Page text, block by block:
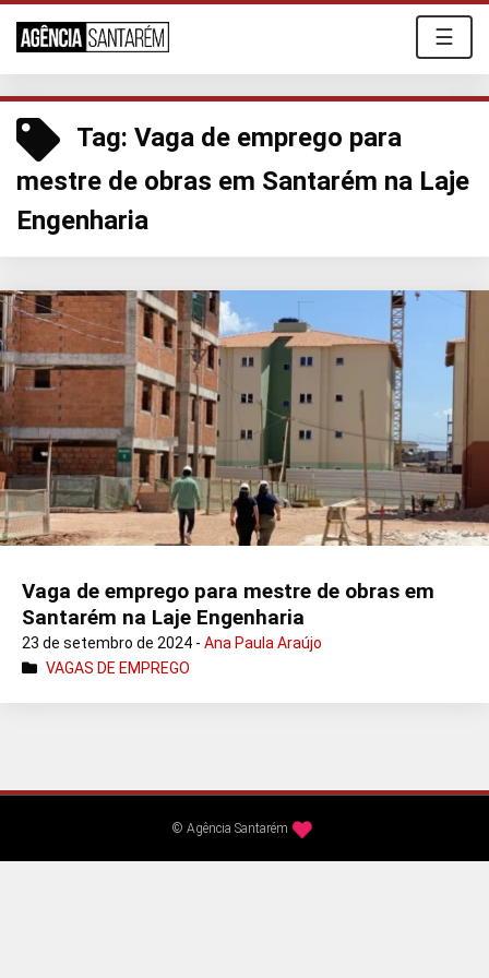
☰
Tag: Vaga de emprego para
mestre de obras em Santarém na Laje
Engenharia
Vaga de emprego para mestre de obras em
Santarém na Laje Engenharia
23 de setembro de 2024 - Ana Paula Araújo
VAGAS DE EMPREGO
© Agência Santarém